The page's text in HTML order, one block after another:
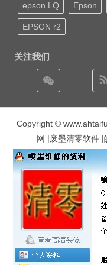
epson LQ Epson
EPSON r2
关注我们
Copyright ©
网 |废墨清零软件 |